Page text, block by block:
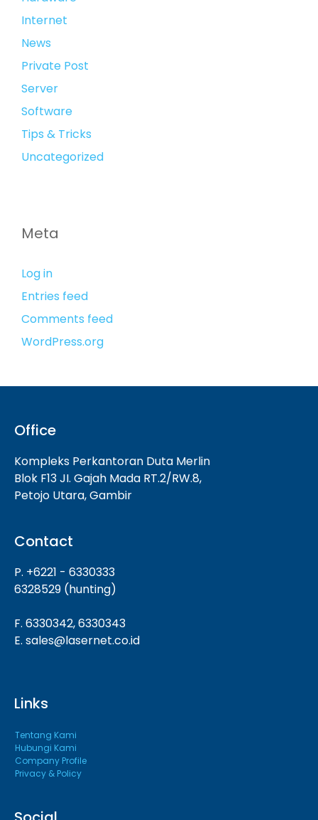
Internet
News
Private Post
Server
Software
Tips & Tricks
Uncategorized
Meta
Log in
Entries feed
Comments feed
WordPress.org
Office
Kompleks Perkantoran Duta Merlin
Blok F13 JI. Gajah Mada RT.2/RW.8,
Petojo Utara, Gambir
Contact
P. +6221 - 6330333
6328529 (hunting)
F. 6330342, 6330343
E. sales@lasernet.co.id
Links
Tentang Kami
Hubungi Kami
Company Profile
Privacy & Policy